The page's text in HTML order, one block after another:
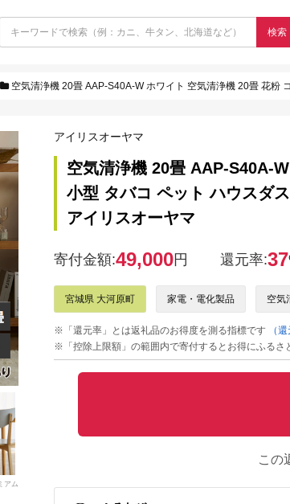
検索
空気清浄機 20畳 AAP-S40A-W ホワイト 空気清浄機 20畳 花粉 コンパクト
アム
アイリスオーヤマ
空気清浄機 20畳 AAP-S40A-
小型 タバコ ペット ハウスダ
アイリスオーヤマ
寄付金額:49,000円 還元率:37
宮城県 大河原町 家電・電化製品 空気
※「還元率」とは返礼品のお得度を測る指標です
（
※「控除上限額」の範囲内で寄付するとお得にふるさ
この